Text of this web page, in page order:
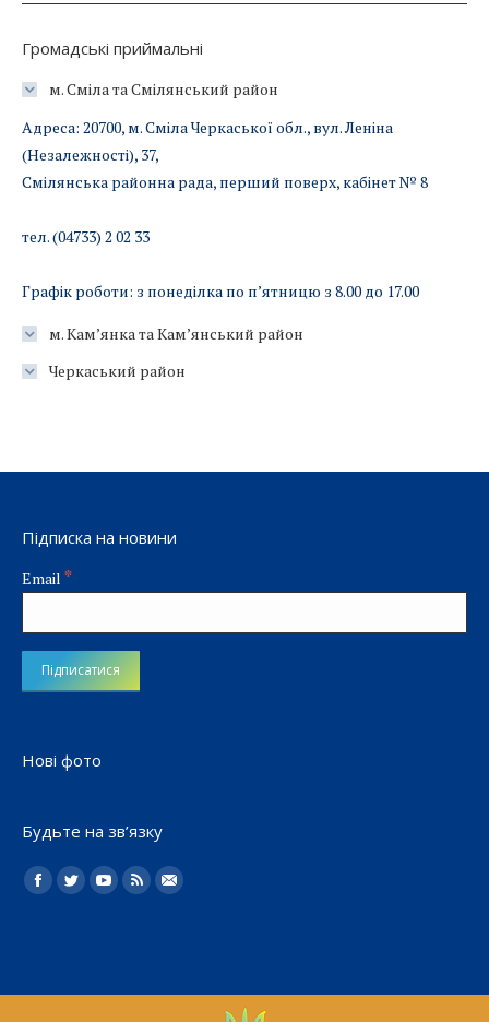
Громадські приймальні
м. Сміла та Смілянський район
Адреса: 20700, м. Сміла Черкаської обл., вул. Леніна
(Незалежності), 37,
Смілянська районна рада, перший поверх, кабінет № 8
тел. (04733) 2 02 33
Графік роботи: з понеділка по п’ятницю з 8.00 до 17.00
м. Кам’янка та Кам’янський район
Черкаський район
Підписка на новини
Email *
Нові фото
Будьте на зв’язку
Найдите нас:
Facebook
TwitterYouTube
Rss Електронна